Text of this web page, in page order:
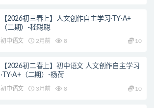
【2026初三春上】人文创作自主学习·TY·A+
（二期）-嵇聪聪
初中语文 2月前 8 10
【2026初二春上】初中语文 人文创作自主学习
·TY·A+（二期）-杨荷
初中语文 3月前 8 10